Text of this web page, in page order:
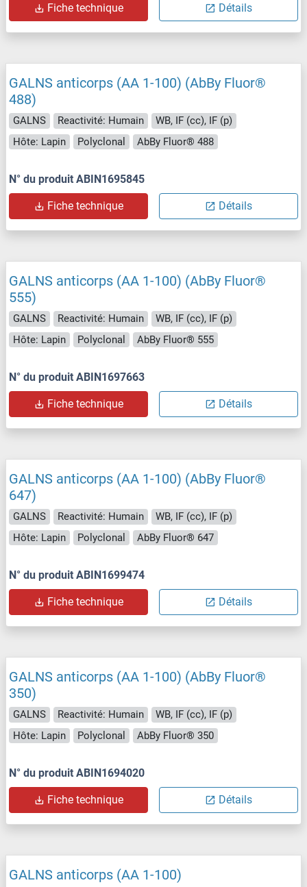
Fiche technique Détails
GALNS anticorps (AA 1-100) (AbBy Fluor®
488)
GALNS Reactivité: Humain
WB, IF (cc), IF (p)
Hôte: Lapin
Polyclonal AbBy Fluor® 488
N° du produit ABIN1695845
Fiche technique Détails
GALNS anticorps (AA 1-100) (AbBy Fluor®
555)
GALNS Reactivité: Humain
WB, IF (cc), IF (p)
Hôte: Lapin
Polyclonal AbBy Fluor® 555
N° du produit ABIN1697663
Fiche technique Détails
GALNS anticorps (AA 1-100) (AbBy Fluor®
647)
GALNS Reactivité: Humain
WB, IF (cc), IF (p)
Hôte: Lapin
Polyclonal AbBy Fluor® 647
N° du produit ABIN1699474
Fiche technique Détails
GALNS anticorps (AA 1-100) (AbBy Fluor®
350)
GALNS Reactivité: Humain
WB, IF (cc), IF (p)
Hôte: Lapin
Polyclonal AbBy Fluor® 350
N° du produit ABIN1694020
Fiche technique Détails
GALNS anticorps (AA 1-100)